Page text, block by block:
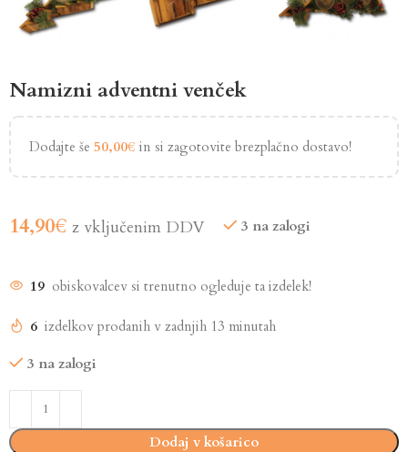
Namizni adventni venček
Dodajte še50,00€ in si zagotovite brezplačno dostavo!
14,90€ z vključenim DDV 3 na zalogi
19 obiskovalcev si trenutno ogleduje ta izdelek!
6 izdelkov prodanih v zadnjih 13 minutah
3 na zalogi
Dodaj v košarico